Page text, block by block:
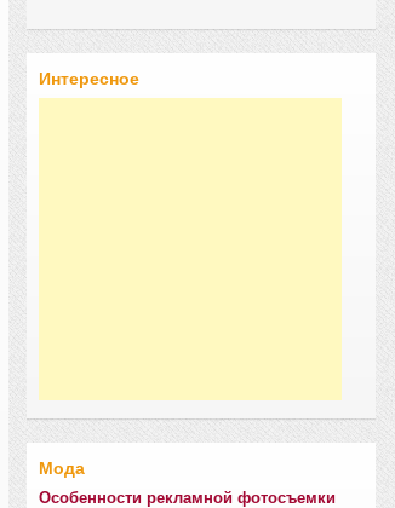
Интересное
Мода
Особенности рекламной фотосъемки